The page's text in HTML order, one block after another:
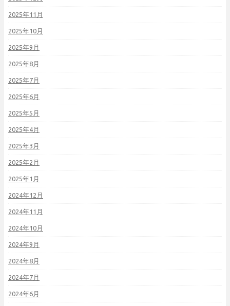
2025年11月
2025年10月
2025年9月
2025年8月
2025年7月
2025年6月
2025年5月
2025年4月
2025年3月
2025年2月
2025年1月
2024年12月
2024年11月
2024年10月
2024年9月
2024年8月
2024年7月
2024年6月